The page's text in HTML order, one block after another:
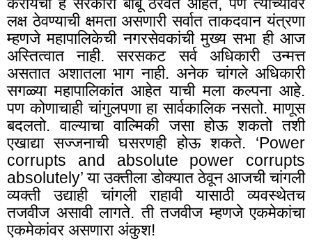
लक्ष ठेवण्याची क्षमता असणारी सर्वात ताकदवान यंत्रणा
म्हणजे महापालिकेची नगरसेवकांची मुख्य सभा ही आज
अस्तित्वात नाही. सरसकट सर्व अधिकारी उन्मत्त
असतात अशातला भाग नाही. अनेक चांगले अधिकारी
सगळ्या महापालिकांत आहेत याची मला कल्पना आहे.
पण कोणाचाही चांगुलपणा हा सार्वकालिक नसतो. माणूस
बदलतो. वाल्याचा वाल्मिकी जसा होऊ शकतो तशी
एखाद्या सज्जनाची घसरणही होऊ शकते. ‘Power
corrupts and absolute power corrupts
absolutely’ या उक्तीला डोक्यात ठेवून आजची चांगली
व्यक्ती उद्याही चांगली राहावी यासाठी व्यवस्थेतच
तजवीज असावी लागते. ती तजवीज म्हणजे एकमेकांचा
एकमेकांवर असणारा अंकुश!